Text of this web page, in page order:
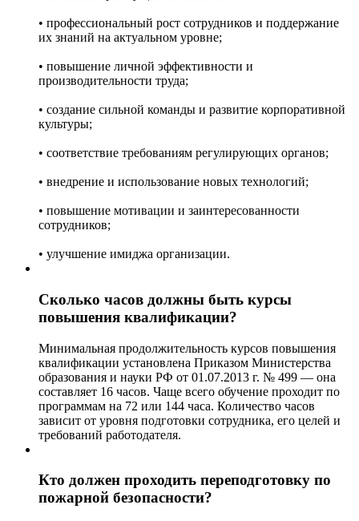
• профессиональный рост сотрудников и поддержание
их знаний на актуальном уровне;
• повышение личной эффективности и
производительности труда;
• создание сильной команды и развитие корпоративной
культуры;
• соответствие требованиям регулирующих органов;
• внедрение и использование новых технологий;
• повышение мотивации и заинтересованности
сотрудников;
• улучшение имиджа организации.
Сколько часов должны быть курсы
повышения квалификации?
Минимальная продолжительность курсов повышения
квалификации установлена Приказом Министерства
образования и науки РФ от 01.07.2013 г. № 499 — она
составляет 16 часов. Чаще всего обучение проходит по
программам на 72 или 144 часа. Количество часов
зависит от уровня подготовки сотрудника, его целей и
требований работодателя.
Кто должен проходить переподготовку по
пожарной безопасности?